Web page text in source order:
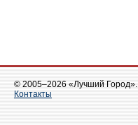
© 2005–2026 «Лучший
Контакты